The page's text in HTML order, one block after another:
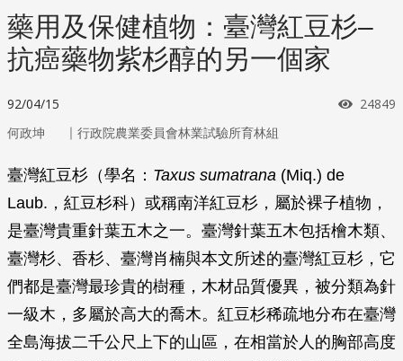
藥用及保健植物：臺灣紅豆杉–
抗癌藥物紫杉醇的另一個家
92/04/15 瀏覽次
24849
何政坤 ｜ 行政院農業委員會林業試驗所育林組
臺灣紅豆杉（學名： Taxus sumatrana (Miq.) de
Laub.，紅豆杉科）或稱南洋紅豆杉，屬於裸子植物，
是臺灣貴重針葉五木之一。臺灣針葉五木包括檜木類、
臺灣杉、香杉、臺灣肖楠與本文所述的臺灣紅豆杉，它
們都是臺灣最珍貴的樹種，木材品質優異，被分類為針
一級木，多屬於高大的喬木。紅豆杉稀疏地分布在臺灣
全島海拔二千公尺上下的山區，在相當於人的胸部高度